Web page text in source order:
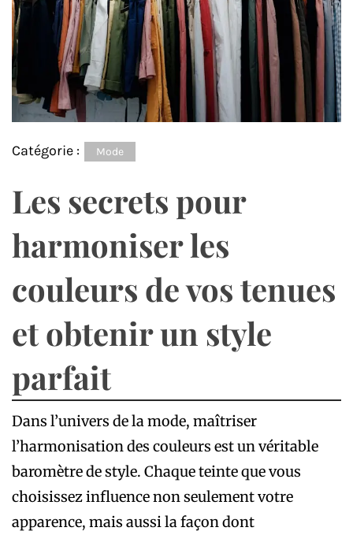
Catégorie : Mode
Les secrets pour
harmoniser les
couleurs de vos tenues
et obtenir un style
parfait
Dans l’univers de la mode, maîtriser
l’harmonisation des couleurs est un véritable
baromètre de style. Chaque teinte que vous
choisissez influence non seulement votre
apparence, mais aussi la façon dont